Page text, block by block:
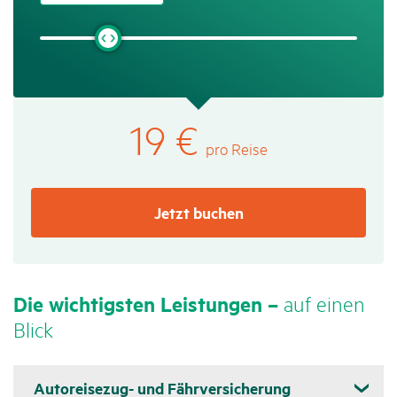
19 € pro Reise
Jetzt buchen
Die wich­tigsten Leis­tungen – auf einen
Blick
Autoreisezug- und Fährversicherung